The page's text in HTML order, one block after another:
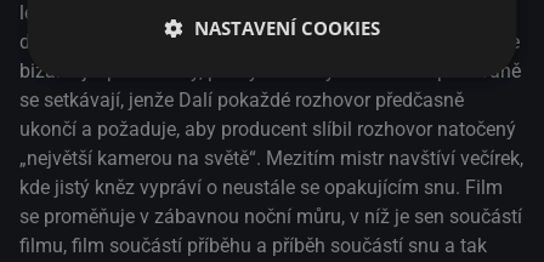
lékárnice, která se stala novinářkou, musí vymýšlet stále
důmyslnější finty, aby ji Dalí, který si na oplátku klade stále
bizarnější požadavky, poskytl slíbený rozhovor. Opakovaně
se setkávají, jenže Dalí pokaždé rozhovor předčasně
ukončí a požaduje, aby producent slíbil rozhovor natočený
„největší kamerou na světě“. Mezitím mistr navštíví večírek,
kde jistý kněz vypráví o neustále se opakujícím snu. Film
se proměňuje v zábavnou noční můru, v níž je sen součástí
filmu, film součástí příběhu a příběh součástí snu a tak
NASTAVENÍ COOKIES